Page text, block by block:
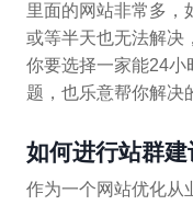
里面的网站非常多，
或等半天也无法解决
你要选择一家能24小
题，也乐意帮你解决
如何进行站群建
作为一个网站优化从